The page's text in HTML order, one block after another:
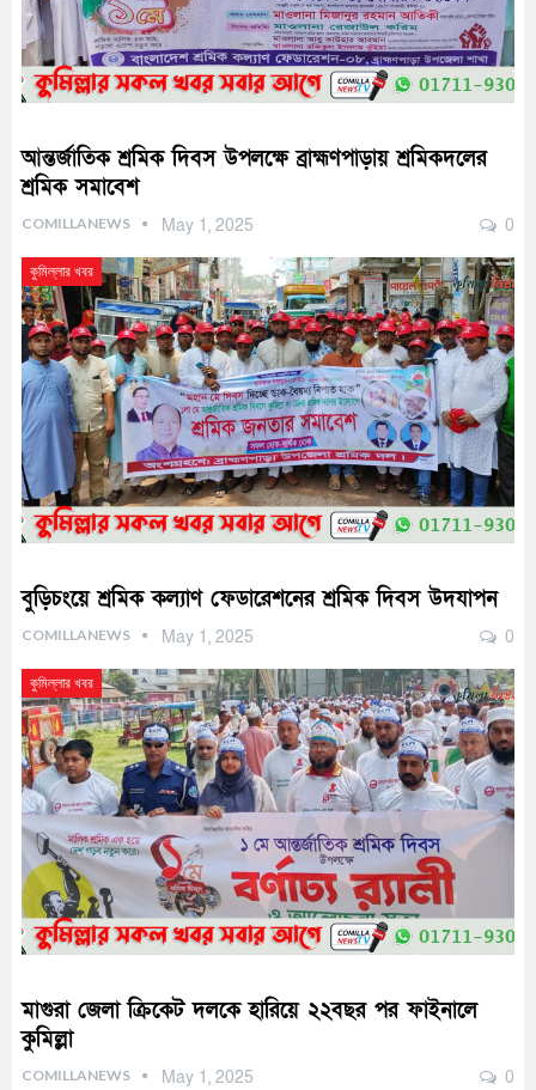
আন্তর্জাতিক শ্রমিক দিবস উপলক্ষে ব্রাহ্মণপাড়ায় শ্রমিকদলের
শ্রমিক সমাবেশ
COMILLANEWS May 1, 2025 0
কুমিল্লার খবর
বুড়িচংয়ে শ্রমিক কল্যাণ ফেডারেশনের শ্রমিক দিবস উদযাপন
COMILLANEWS May 1, 2025 0
কুমিল্লার খবর
মাগুরা জেলা ক্রিকেট দলকে হারিয়ে ২২বছর পর ফাইনালে
কুমিল্লা
COMILLANEWS May 1, 2025 0